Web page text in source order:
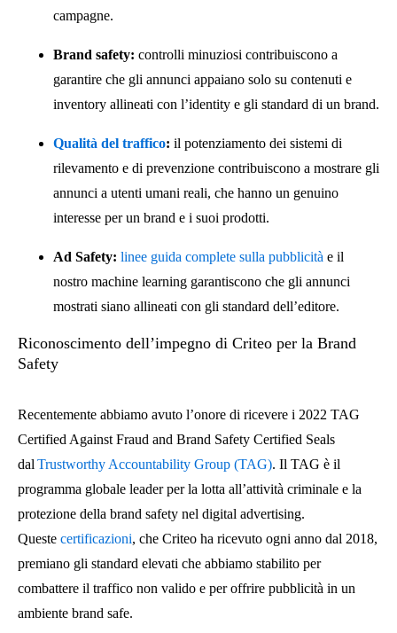
campagne.
Brand safety: controlli minuziosi contribuiscono a
garantire che gli annunci appaiano solo su contenuti e
inventory allineati con l’identity e gli standard di un brand.
Qualità del traffico: il potenziamento dei sistemi di
rilevamento e di prevenzione contribuiscono a mostrare gli
annunci a utenti umani reali, che hanno un genuino
interesse per un brand e i suoi prodotti.
Ad Safety: linee guida complete sulla pubblicità e il
nostro machine learning garantiscono che gli annunci
mostrati siano allineati con gli standard dell’editore.
Riconoscimento dell’impegno di Criteo per la Brand
Safety
Recentemente abbiamo avuto l’onore di ricevere i 2022 TAG
Certified Against Fraud and Brand Safety Certified Seals
dal Trustworthy Accountability Group (TAG). Il TAG è il
programma globale leader per la lotta all’attività criminale e la
protezione della brand safety nel digital advertising.
Queste certificazioni, che Criteo ha ricevuto ogni anno dal 2018,
premiano gli standard elevati che abbiamo stabilito per
combattere il traffico non valido e per offrire pubblicità in un
ambiente brand safe.